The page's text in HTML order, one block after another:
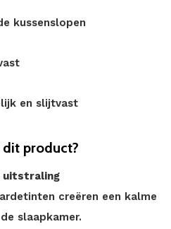
kussenslopen
en slijtvast
product?
uitstraling
creëren een kalme
slaapkamer.